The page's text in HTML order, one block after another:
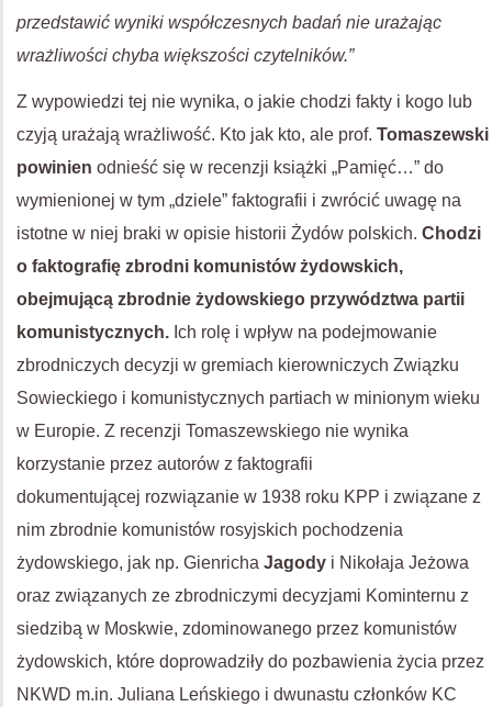
przedstawić wyniki współczesnych badań nie urażając
wrażliwości chyba większości czytelników.”
Z wypowiedzi tej nie wynika, o jakie chodzi fakty i kogo lub
czyją urażają wrażliwość. Kto jak kto, ale prof. Tomaszewski
powinien odnieść się w recenzji książki „Pamięć…” do
wymienionej w tym „dziele” faktografii i zwrócić uwagę na
istotne w niej braki w opisie historii Żydów polskich. Chodzi
o faktografię zbrodni komunistów żydowskich,
obejmującą zbrodnie żydowskiego przywództwa partii
komunistycznych. Ich rolę i wpływ na podejmowanie
zbrodniczych decyzji w gremiach kierowniczych Związku
Sowieckiego i komunistycznych partiach w minionym wieku
w Europie. Z recenzji Tomaszewskiego nie wynika
korzystanie przez autorów z faktografii
dokumentującej rozwiązanie w 1938 roku KPP i związane z
nim zbrodnie komunistów rosyjskich pochodzenia
żydowskiego, jak np. Gienricha Jagody i Nikołaja Jeżowa
oraz związanych ze zbrodniczymi decyzjami Kominternu z
siedzibą w Moskwie, zdominowanego przez komunistów
żydowskich, które doprowadziły do pozbawienia życia przez
NKWD m.in. Juliana Leńskiego i dwunastu członków KC